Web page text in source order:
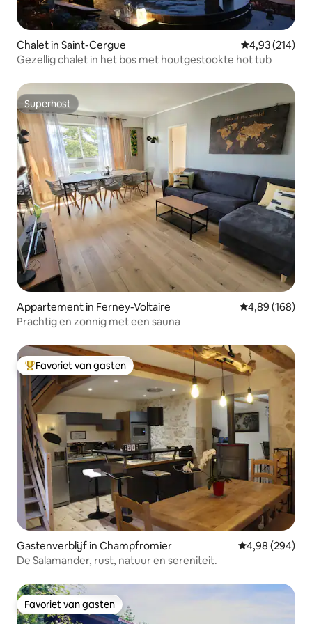
Chalet in Saint-Cergue Gemiddelde
4,93 (214)
Gezellig chalet in het bos met houtgestookte hot tub
Superhost
Superhost
Appartement in Ferney-Voltaire Gemiddelde
4,89 (168)
Prachtig en zonnig met een sauna
Topfavoriet van gasten
Favoriet van gasten
Gastenverblijf in Champfromier Gemiddelde
4,98 (294)
De Salamander, rust, natuur en sereniteit.
Favoriet van gasten
Favoriet van gasten